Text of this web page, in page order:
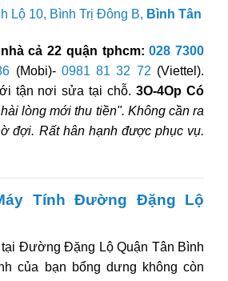
Lộ 10, Bình Trị Đông B, Bình Tân
cả 22 quận tphcm:028 7300
(Mobi)- 0981 81 32 72 (Viettel).
tận nơi sửa tại chỗ.3O-4Op Có
lòng mới thu tiền". Không cần ra
đợi. Rất hân hạnh được phục vụ.
Tính Đường Đặng Lộ
tại Đường Đặng Lộ Quận Tân Bình
của bạn bổng dưng không còn